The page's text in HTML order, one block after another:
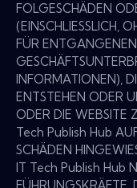
FOLGESCHÄDEN
(EINSCHLIESSLICH,
FÜR
INFORMATIONEN),
ENTSTEHEN ODER
ODER DIE WEBSITE
Tech Publish Hub
SCHÄDEN
IT Tech Publish Hub